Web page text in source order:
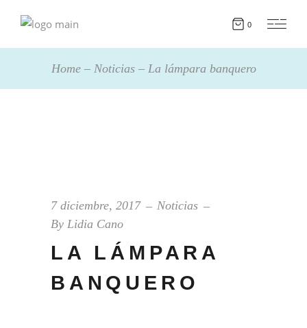
0
Home Noticias La lámpara banquero
7 diciembre, 2017
Noticias
By Lidia Cano
LA LÁMPARA
BANQUERO